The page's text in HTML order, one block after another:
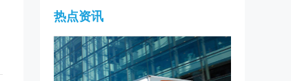
热点资讯